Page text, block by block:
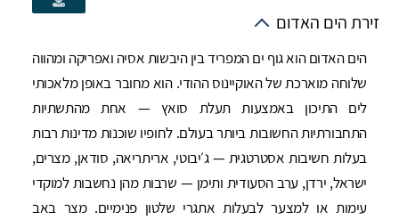
זירת הים האדום
הים האדום הוא גוף ים המפריד בין היבשות אסיה ואפריקה ומהווה
שלוחה מוארכת של האוקיינוס ההודי. הוא מחובר באופן מלאכותי
לים התיכון באמצעות תעלת סואץ — אחת מהתשתיות
התחבורתיות החשובות ביותר בעולם. לחופיו שוכנות מדינות רבות
בעלות חשיבות אסטרטגית — ג׳יבוטי, אריתריאה, סודאן, מצרים,
ישראל, ירדן, ערב הסעודית ותימן — שרבות מהן נחשבות למוקדי
עימות או למצער לבעלות אתגרי שלטון פנימיים. מצר באב